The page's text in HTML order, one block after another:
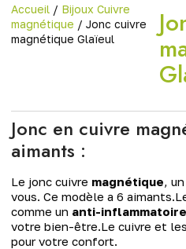
Accueil / Bijoux Cuivre
magnétique / Jonc cuivre
magnétique Glaïeul
Jonc en cuivre
aimants :
Le jonc cuivre magnétique,
vous. Ce modèle a 6
comme un anti-inflammatoire
votre bien-être.Le cuivre et
pour votre confort.